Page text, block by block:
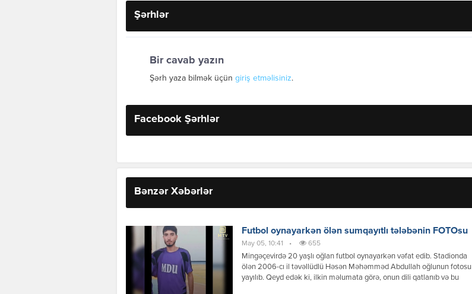
Şərhlər
Bir cavab yazın
Şərh yaza bilmək üçün giriş etməlisiniz.
Facebook Şərhlər
Bənzər Xəbərlər
Futbol oynayarkən ölən sumqayıtlı tələbənin FOTOsu
May 05, 10:41 • 655
Mingəçevirdə 20 yaşlı oğlan futbol oynayarkən vəfat edib. Stadionda
ölən 2006-cı il təvəllüdlü Həsən Məhəmməd Abdullah oğlunun fotosu
yayılıb. Qeyd edək ki, ilkin məlumata görə, onun dili qatlanıb və bu